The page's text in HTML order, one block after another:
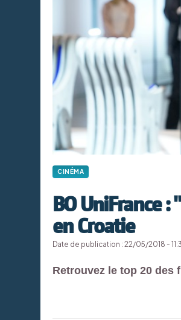
CINÉMA
BO UniFrance
en Croatie
Date de publication : 22/05/2018 -
Retrouvez le top 20 des